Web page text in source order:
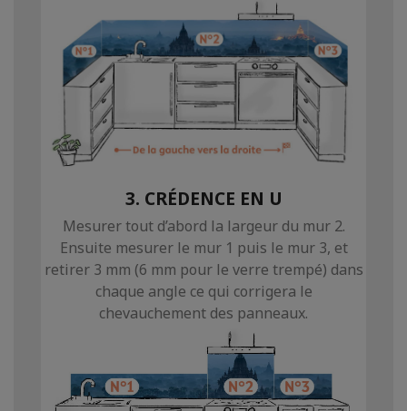
3. CRÉDENCE EN U
Mesurer tout d’abord la largeur du mur 2.
Ensuite mesurer le mur 1 puis le mur 3, et
retirer 3 mm (6 mm pour le verre trempé) dans
chaque angle ce qui corrigera le
chevauchement des panneaux.